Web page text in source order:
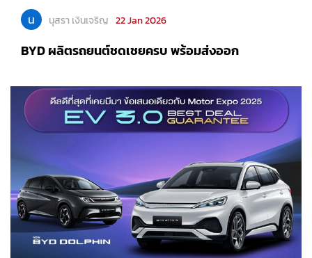
น นุสรา เงินเจริญ 22 Jan 2026
BYD ผลิตรถยนต์ชดเชยครบ พร้อมส่งออก